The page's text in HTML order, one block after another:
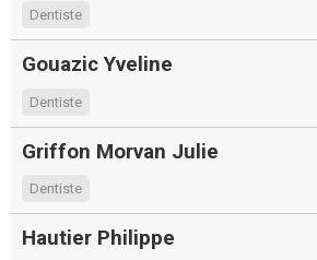
Dentiste
Gouazic Yveline
Dentiste
Griffon Morvan Julie
Dentiste
Hautier Philippe